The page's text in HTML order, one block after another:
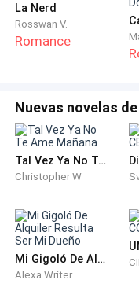
Carolina la miró
palabras de pronto
—¿Cómo dices?
—Sí, la amante
prohibida, pero no
imborrable de la
venido a decirte
que nunca
—No entiendo,
La Nerd
Rosswan V.
Romance
Nuevas novelas
Tal Vez Ya No Te Ame Mañana
Christopher W
Mi Gigoló De Alquiler Resulta Ser Mi Dueño
Alexa Writer